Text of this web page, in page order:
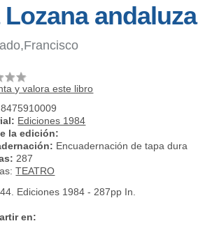
Lozana andaluza
y valora este libro
8475910009
Ediciones 1984
la edición:
Encuadernación de tapa dura
287
TEATRO
Ediciones 1984 - 287pp In.
en: